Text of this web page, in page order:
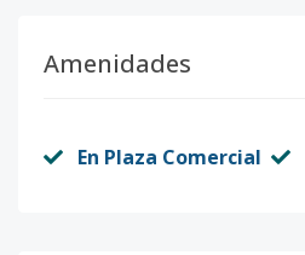
Amenidades
En Plaza Comercial